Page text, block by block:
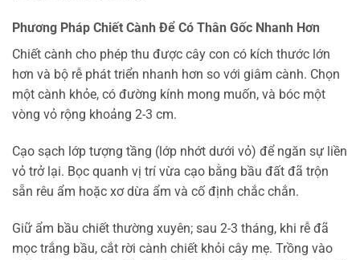
Phương Pháp Chiết Cành Để Có Thân Gốc Nhanh Hơn
Chiết cành cho phép thu được cây con có kích thước lớn
hơn và bộ rễ phát triển nhanh hơn so với giâm cành. Chọn
một cành khỏe, có đường kính mong muốn, và bóc một
vòng vỏ rộng khoảng 2-3 cm.
Cạo sạch lớp tượng tầng (lớp nhớt dưới vỏ) để ngăn sự liền
vỏ trở lại. Bọc quanh vị trí vừa cạo bằng bầu đất đã trộn
sẵn rêu ẩm hoặc xơ dừa ẩm và cố định chắc chắn.
Giữ ẩm bầu chiết thường xuyên; sau 2-3 tháng, khi rễ đã
mọc trắng bầu, cắt rời cành chiết khỏi cây mẹ. Trồng vào